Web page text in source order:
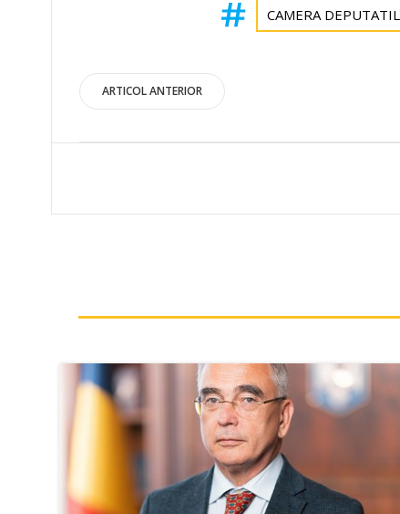
CAMERA
Post
navigation
ARTICOL ANTERIOR